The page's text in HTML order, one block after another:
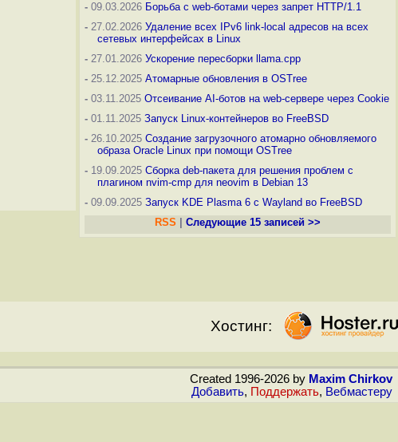
- 09.03.2026 Борьба с web-ботами через запрет HTTP/1.1
- 27.02.2026 Удаление всех IPv6 link-local адресов на всех
сетевых интерфейсах в Linux
- 27.01.2026 Ускорение пересборки llama.cpp
- 25.12.2025 Атомарные обновления в OSTree
- 03.11.2025 Отсеивание AI-ботов на web-сервере через Cookie
- 01.11.2025 Запуск Linux-контейнеров во FreeBSD
- 26.10.2025 Создание загрузочного атомарно обновляемого
образа Oracle Linux при помощи OSTree
- 19.09.2025 Сборка deb-пакета для решения проблем с
плагином nvim-cmp для neovim в Debian 13
- 09.09.2025 Запуск KDE Plasma 6 с Wayland во FreeBSD
RSS
Следующие 15 записей >>
Хостинг:
Created 1996-2026 by Maxim Chirkov
Добавить, Поддержать, Вебмастеру